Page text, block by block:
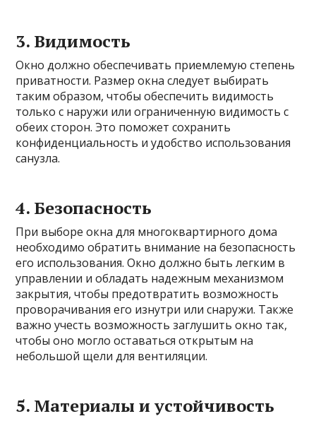
3. Видимость
Окно должно обеспечивать приемлемую степень
приватности. Размер окна следует выбирать
таким образом, чтобы обеспечить видимость
только с наружи или ограниченную видимость с
обеих сторон. Это поможет сохранить
конфиденциальность и удобство использования
санузла.
4. Безопасность
При выборе окна для многоквартирного дома
необходимо обратить внимание на безопасность
его использования. Окно должно быть легким в
управлении и обладать надежным механизмом
закрытия, чтобы предотвратить возможность
проворачивания его изнутри или снаружи. Также
важно учесть возможность заглушить окно так,
чтобы оно могло оставаться открытым на
небольшой щели для вентиляции.
5. Материалы и устойчивость